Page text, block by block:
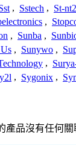
, Sstech , St-
,
, Sunba ,
, Sunywo ,
,
, Sygonix ,
產品沒有任